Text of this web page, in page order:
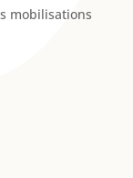
mobilisations